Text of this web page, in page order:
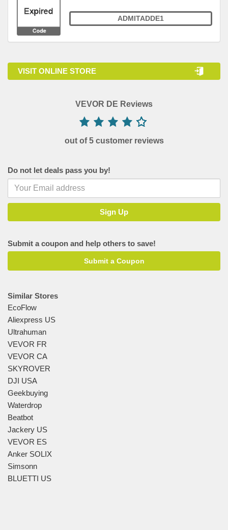
ADMITADDE1
VISIT ONLINE STORE
VEVOR DE Reviews
out of 5 customer reviews
Do not let deals pass you by!
Submit a coupon and help others to save!
Submit a Coupon
Similar Stores
EcoFlow
Aliexpress US
Ultrahuman
VEVOR FR
VEVOR CA
SKYROVER
DJI USA
Geekbuying
Waterdrop
Beatbot
Jackery US
VEVOR ES
Anker SOLIX
Simsonn
BLUETTI US